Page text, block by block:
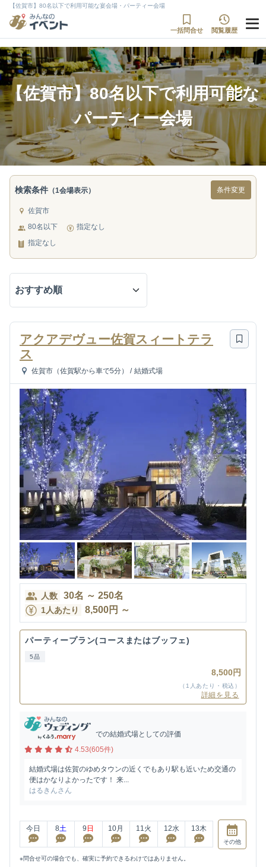
【佐賀市】80名以下で利用可能な宴会場・パーティー会場
一括問合せ 閲覧履歴
【佐賀市】80名以下で利用可能な
パーティー会場
検索条件 （1会場表示） 条件変更
佐賀市
80名以下
指定なし
指定なし
アクアデヴュー佐賀スィートテラ
ス
佐賀市（佐賀駅から車で5分） / 結婚式場
人数 30名 ～ 250名
1人あたり 8,500円 ～
パーティープラン(コースまたはブッフェ)
5品
8,500円
（1人あたり・税込）
詳細を見る
での結婚式場としての評価
4.53(605件)
結婚式場は佐賀のゆめタウンの近くでもあり駅も近いため交通の
便はかなりよかったです！ 来...
はるきんさん
今日 8土 9 日 10月 11火 12水 13木
その他
※問合せ可の場合でも、確実に予約できるわけではありません。